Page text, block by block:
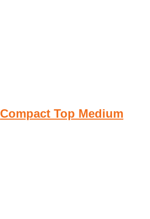
Compact Top Medium